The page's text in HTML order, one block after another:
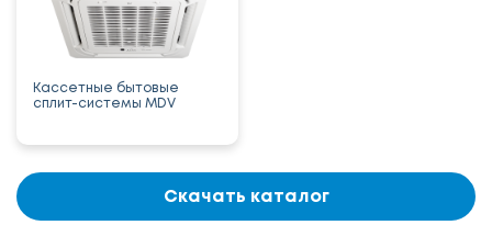
Кассетные бытовые
сплит-системы MDV
Скачать каталог